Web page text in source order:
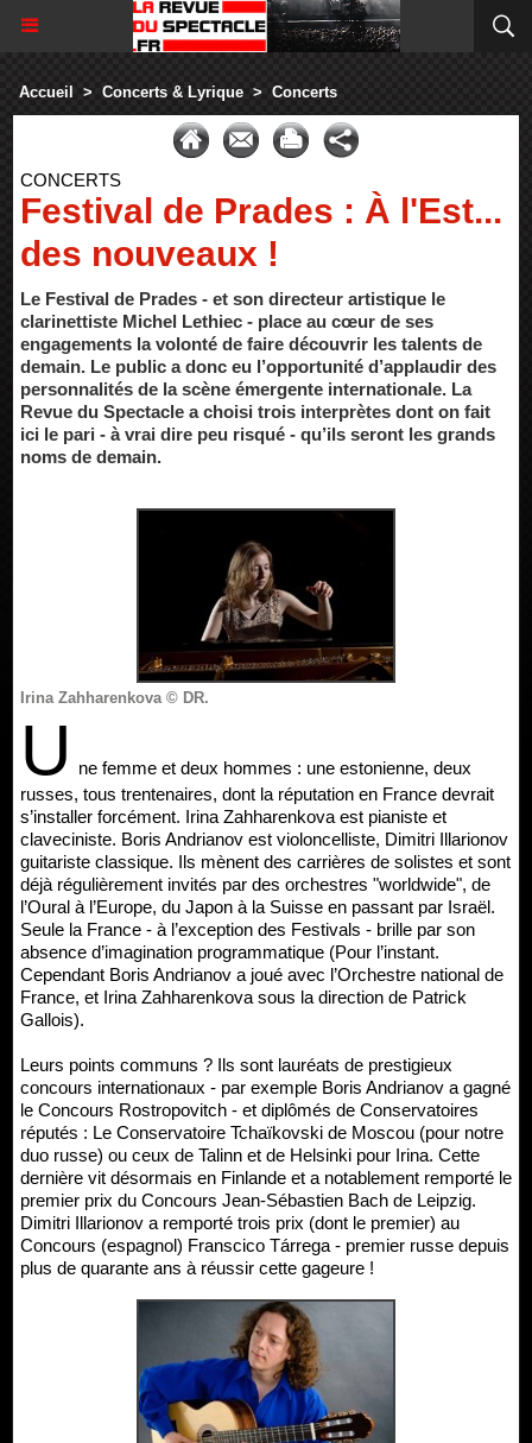
Accueil > Concerts & Lyrique > Concerts
CONCERTS
Festival de Prades : À l'Est...
des nouveaux !
Le Festival de Prades - et son directeur artistique le
clarinettiste Michel Lethiec - place au cœur de ses
engagements la volonté de faire découvrir les talents de
demain. Le public a donc eu l’opportunité d’applaudir des
personnalités de la scène émergente internationale. La
Revue du Spectacle a choisi trois interprètes dont on fait
ici le pari - à vrai dire peu risqué - qu’ils seront les grands
noms de demain.
Irina Zahharenkova © DR.
U
ne femme et deux hommes : une estonienne, deux
russes, tous trentenaires, dont la réputation en France devrait
s’installer forcément. Irina Zahharenkova est pianiste et
claveciniste. Boris Andrianov est violoncelliste, Dimitri Illarionov
guitariste classique. Ils mènent des carrières de solistes et sont
déjà régulièrement invités par des orchestres "worldwide", de
l’Oural à l’Europe, du Japon à la Suisse en passant par Israël.
Seule la France - à l’exception des Festivals - brille par son
absence d’imagination programmatique (Pour l’instant.
Cependant Boris Andrianov a joué avec l’Orchestre national de
France, et Irina Zahharenkova sous la direction de Patrick
Gallois).
Leurs points communs ? Ils sont lauréats de prestigieux
concours internationaux - par exemple Boris Andrianov a gagné
le Concours Rostropovitch - et diplômés de Conservatoires
réputés : Le Conservatoire Tchaïkovski de Moscou (pour notre
duo russe) ou ceux de Talinn et de Helsinki pour Irina. Cette
dernière vit désormais en Finlande et a notablement remporté le
premier prix du Concours Jean-Sébastien Bach de Leipzig.
Dimitri Illarionov a remporté trois prix (dont le premier) au
Concours (espagnol) Franscico Tárrega - premier russe depuis
plus de quarante ans à réussir cette gageure !